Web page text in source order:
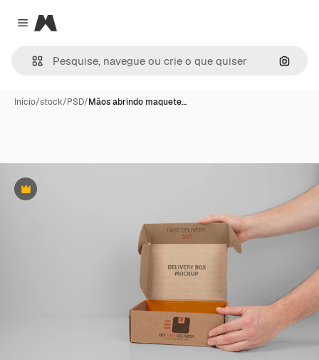
Close menu
Magnific
Início/stock/PSD/Mãos abrindo maquete…
Premium